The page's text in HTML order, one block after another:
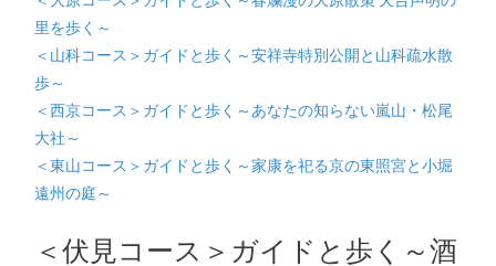
里を歩く～
＜山科コース＞ガイドと歩く～安祥寺特別公開と山科疏水散
歩～
＜西京コース＞ガイドと歩く～あなたの知らない嵐山・松尾
大社～
＜東山コース＞ガイドと歩く～家康を祀る京の東照宮と小堀
遠州の庭～
＜伏見コース＞ガイドと歩く～酒